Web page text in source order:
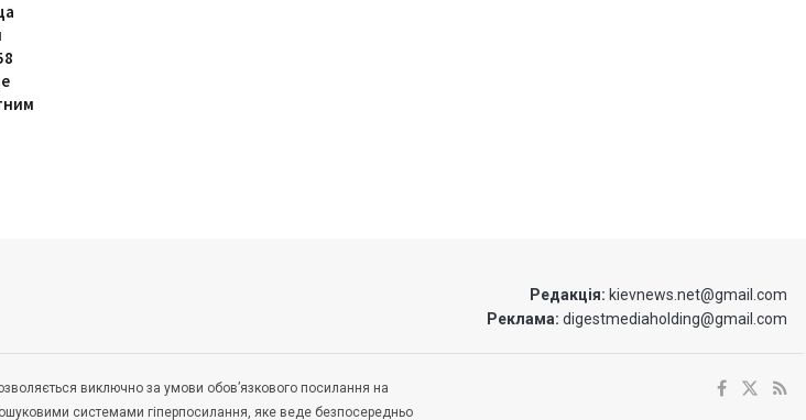
Редакція: kievnews.net@gmail.com
Реклама: digestmediaholding@gmail.com
виключно за умови обов’язкового посилання на
системами гіперпосилання, яке веде безпосередньо